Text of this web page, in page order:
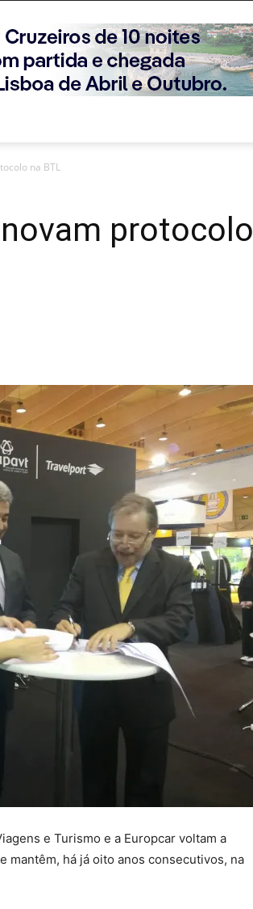
na BTL
protocolo
e Turismo e a Europcar voltam a
mantêm, há já oito anos consecutivos, na